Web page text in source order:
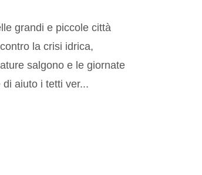
grandi e piccole città
la crisi idrica,
salgono e le giornate
aiuto i tetti ver...